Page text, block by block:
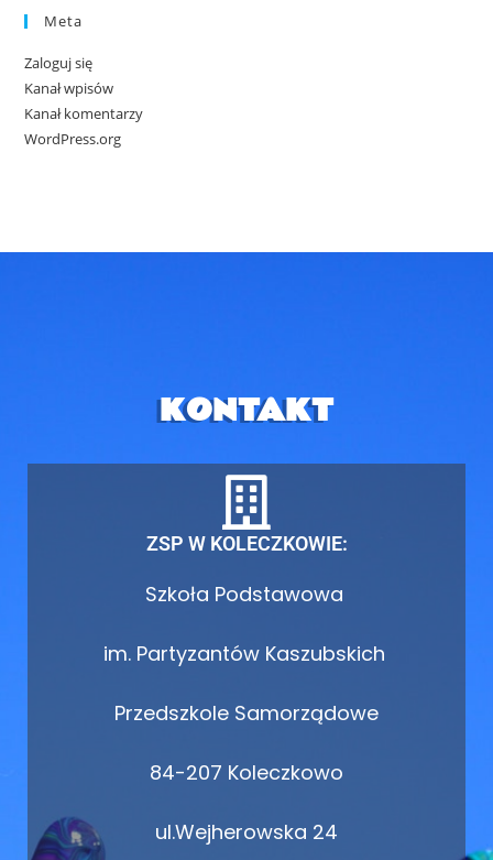
Meta
Zaloguj się
Kanał wpisów
Kanał komentarzy
WordPress.org
KONTAKT
ZSP W KOLECZKOWIE:
Szkoła Podstawowa
im. Partyzantów Kaszubskich
Przedszkole Samorządowe
84-207 Koleczkowo
ul.Wejherowska 24